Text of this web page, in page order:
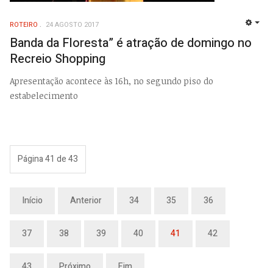
ROTEIRO 24 AGOSTO 2017
Banda da Floresta” é atração de domingo no
Recreio Shopping
Apresentação acontece às 16h, no segundo piso do
estabelecimento
Página 41 de 43
Início Anterior 34 35 36
37 38 39 40 41 42